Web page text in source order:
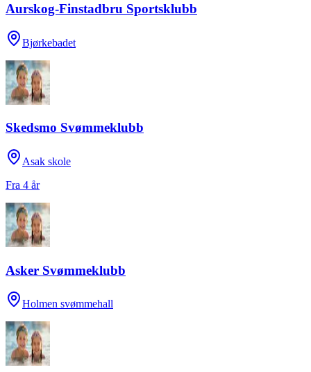
Aurskog-Finstadbru Sportsklubb
Bjørkebadet
Skedsmo Svømmeklubb
Asak skole
Fra 4 år
Asker Svømmeklubb
Holmen svømmehall